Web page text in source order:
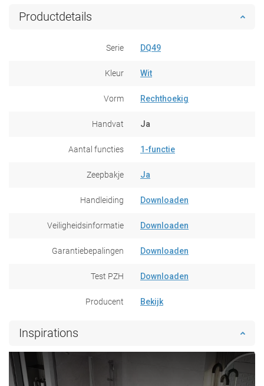
Productdetails
Serie DQ49
Kleur Wit
Vorm Rechthoekig
Handvat Ja
Aantal functies 1-functie
Zeepbakje Ja
Handleiding Downloaden
Veiligheidsinformatie Downloaden
Garantiebepalingen Downloaden
Test PZH Downloaden
Producent Bekijk
Inspirations